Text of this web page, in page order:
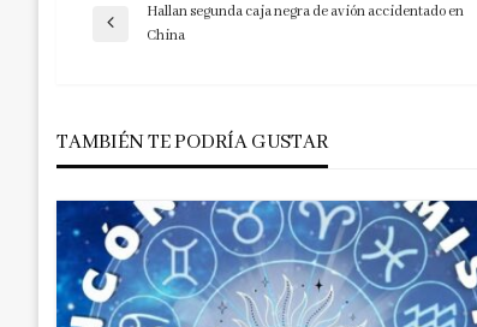
Navegación
entradas
Entrada
Hallan segunda caja negra de avión accidentado en
China
TAMBIÉN TE PODRÍA GUSTAR